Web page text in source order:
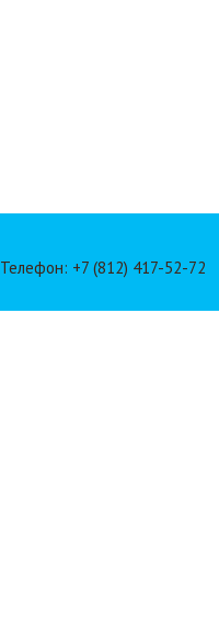
Телефон: +7 (812) 417-52-72